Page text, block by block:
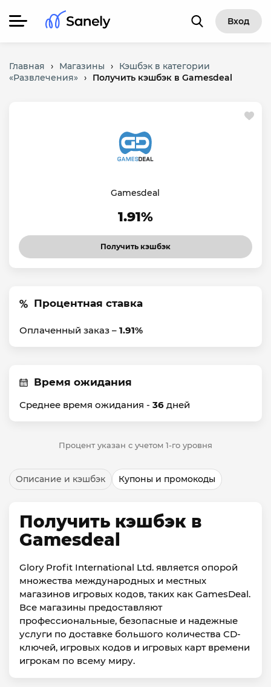
Вход
Главная › Магазины ›
Кэшбэк в категории
«Развлечения» › Получить кэшбэк в Gamesdeal
Gamesdeal
1.91%
Получить кэшбэк
Процентная ставка
Оплаченный заказ – 1.91%
Время ожидания
Среднее время ожидания - 36 дней
Процент указан с учетом 1-го уровня
Описание и кэшбэк Купоны и промокоды
Получить кэшбэк в
Gamesdeal
Glory Profit International Ltd. является опорой
множества международных и местных
магазинов игровых кодов, таких как GamesDeal.
Все магазины предоставляют
профессиональные, безопасные и надежные
услуги по доставке большого количества CD-
ключей, игровых кодов и игровых карт времени
игрокам по всему миру.